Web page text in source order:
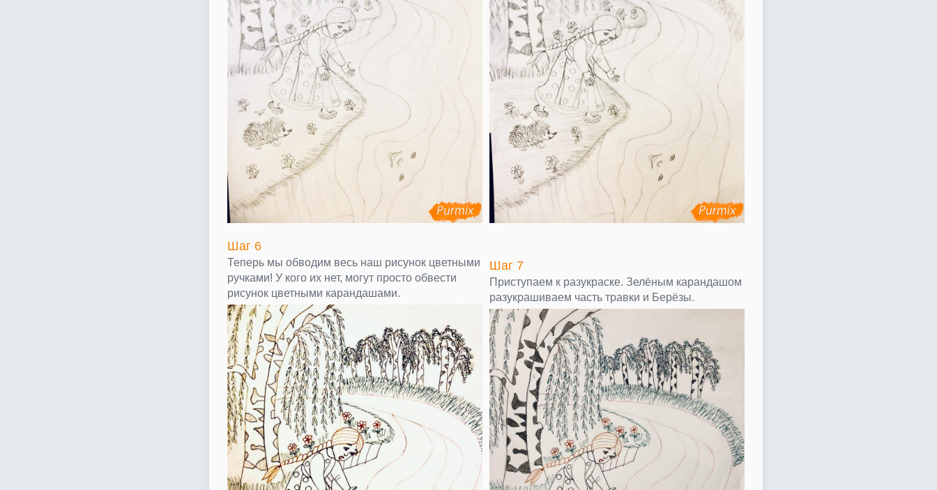
Шаг 6
Теперь мы обводим весь наш рисунок цветными
ручками! У кого их нет, могут просто обвести
рисунок цветными карандашами.
Шаг 7
Приступаем к разукраске. Зелёным карандашом
разукрашиваем часть травки и Берёзы.